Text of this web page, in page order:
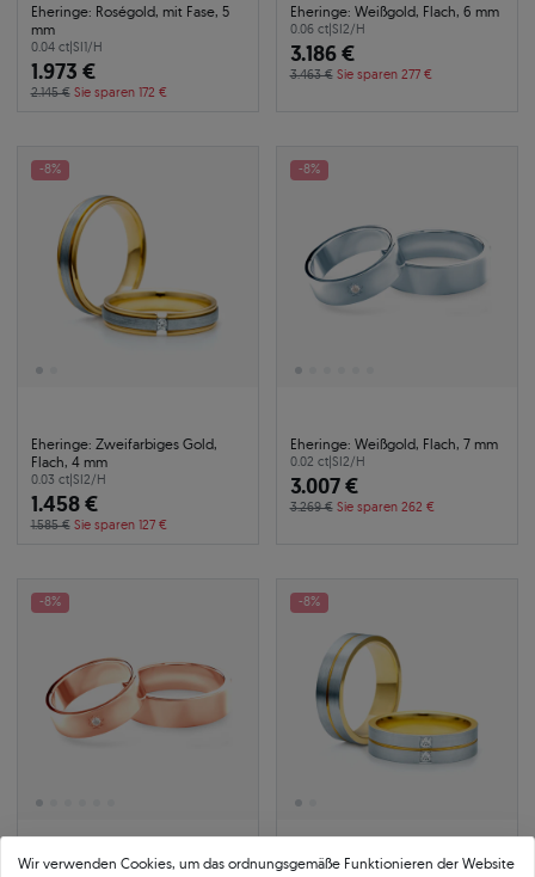
Eheringe: Roségold, mit Fase, 5
mm
0.04 ct|SI1/H
1.973 €
2.145 € Sie sparen 172 €
Eheringe: Weißgold, Flach, 6 mm
0.06 ct|SI2/H
3.186 €
3.463 € Sie sparen 277 €
-8%
Eheringe: Zweifarbiges Gold,
Flach, 4 mm
0.03 ct|SI2/H
1.458 €
1.585 € Sie sparen 127 €
-8%
Eheringe: Weißgold, Flach, 7 mm
0.02 ct|SI2/H
3.007 €
3.269 € Sie sparen 262 €
-8% -8%
Wir verwenden Cookies, um das ordnungsgemäße Funktionieren der Website